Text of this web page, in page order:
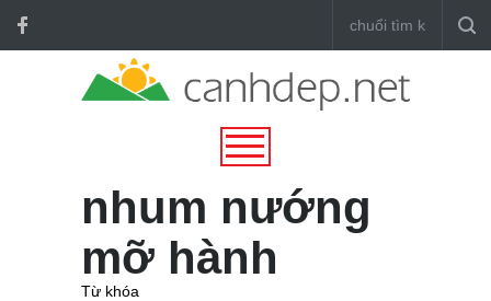
nhum nướng
mỡ hành
Từ khóa